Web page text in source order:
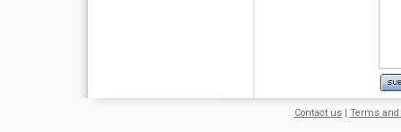
Contact us| Terms